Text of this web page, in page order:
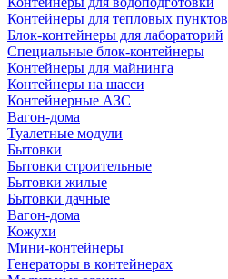
Контейнеры для тепловых пунктов
Блок-контейнеры для лабораторий
Специальные блок-контейнеры
Контейнеры для майнинга
Контейнеры на шасси
Контейнерные АЗС
Вагон-дома
Туалетные модули
Бытовки
Бытовки строительные
Бытовки жилые
Бытовки дачные
Вагон-дома
Кожухи
Мини-контейнеры
Генераторы в контейнерах